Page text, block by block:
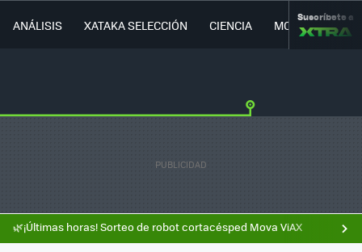
ANÁLISIS XATAKA SELECCIÓN CIENCIA MOVILIDAD
Suscríbete a
🌿¡Últimas horas! Sorteo de robot cortacésped Mova ViAX